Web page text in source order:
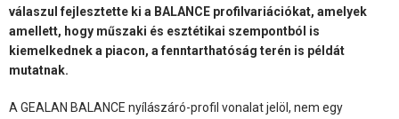
válaszul fejlesztette ki a BALANCE profilvariációkat, amelyek
amellett, hogy műszaki és esztétikai szempontból is
kiemelkednek a piacon, a fenntarthatóság terén is példát
mutatnak.
A GEALAN BALANCE nyílászáró-profil vonalat jelöl, nem egy